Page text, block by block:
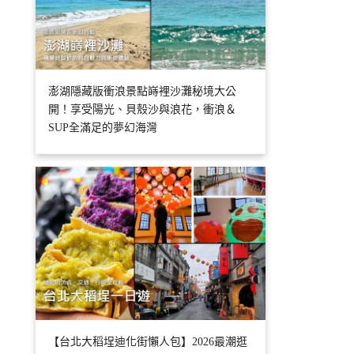
澎湖隱藏版衝浪景點嵵裡沙灘秘境大公
開！享受陽光、貝殼沙與浪花，衝浪＆
SUP全滿足的夢幻海灣
【台北大稻埕迪化街懶人包】2026最潮逛